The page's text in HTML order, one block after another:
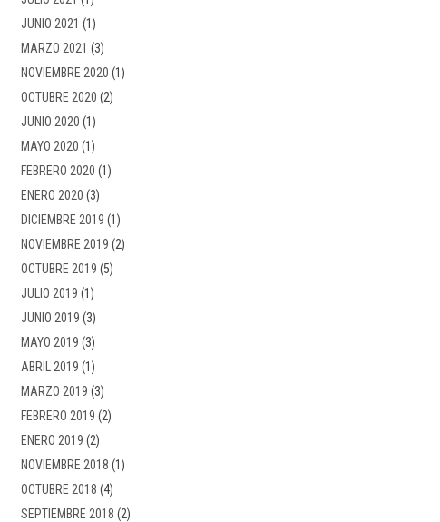
JUNIO 2021 (1)
MARZO 2021 (3)
NOVIEMBRE 2020 (1)
OCTUBRE 2020 (2)
JUNIO 2020 (1)
MAYO 2020 (1)
FEBRERO 2020 (1)
ENERO 2020 (3)
DICIEMBRE 2019 (1)
NOVIEMBRE 2019 (2)
OCTUBRE 2019 (5)
JULIO 2019 (1)
JUNIO 2019 (3)
MAYO 2019 (3)
ABRIL 2019 (1)
MARZO 2019 (3)
FEBRERO 2019 (2)
ENERO 2019 (2)
NOVIEMBRE 2018 (1)
OCTUBRE 2018 (4)
SEPTIEMBRE 2018 (2)